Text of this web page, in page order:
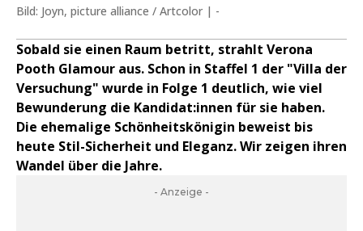
Bild: Joyn, picture alliance / Artcolor | -
Sobald sie einen Raum betritt, strahlt Verona
Pooth Glamour aus. Schon in Staffel 1 der "Villa der
Versuchung" wurde in Folge 1 deutlich, wie viel
Bewunderung die Kandidat:innen für sie haben.
Die ehemalige Schönheitskönigin beweist bis
heute Stil-Sicherheit und Eleganz. Wir zeigen ihren
Wandel über die Jahre.
- Anzeige -